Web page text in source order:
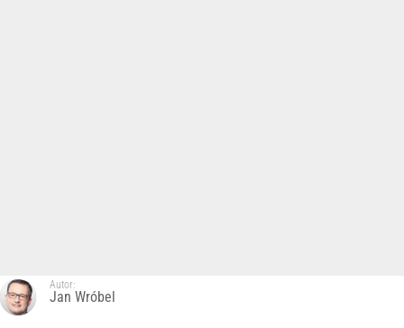
Autor:
Jan Wróbel